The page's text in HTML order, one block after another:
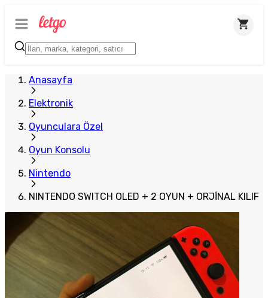
Anasayfa
Elektronik
Oyunculara Özel
Oyun Konsolu
Nintendo
NINTENDO SWITCH OLED + 2 OYUN + ORJİNAL KILIF